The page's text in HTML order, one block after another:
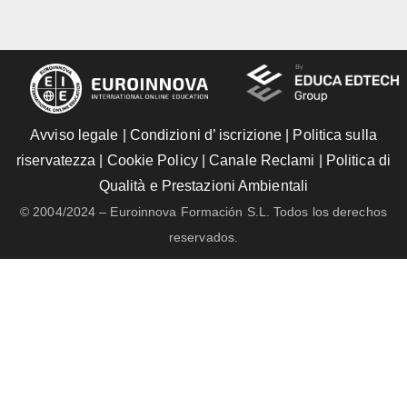
Avviso legale Condizioni d’ iscrizione
Politica sulla
riservatezza
Cookie Policy|Canale Reclami
Politica di
Qualità e Prestazioni Ambientali
© 2004/2024 – Euroinnova Formación S.L. Todos los derechos
reservados.